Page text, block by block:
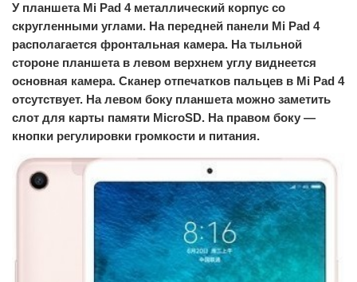
У планшета Mi Pad 4 металлический корпус со
скругленными углами. На передней панели Mi Pad 4
располагается фронтальная камера. На тыльной
стороне планшета в левом верхнем углу виднеется
основная камера. Сканер отпечатков пальцев в Mi Pad 4
отсутствует. На левом боку планшета можно заметить
слот для карты памяти MicroSD. На правом боку —
кнопки регулировки громкости и питания.